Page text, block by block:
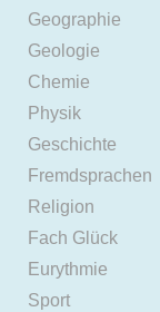
Geographie
Geologie
Chemie
Physik
Geschichte
Fremdsprachen
Religion
Fach Glück
Eurythmie
Sport